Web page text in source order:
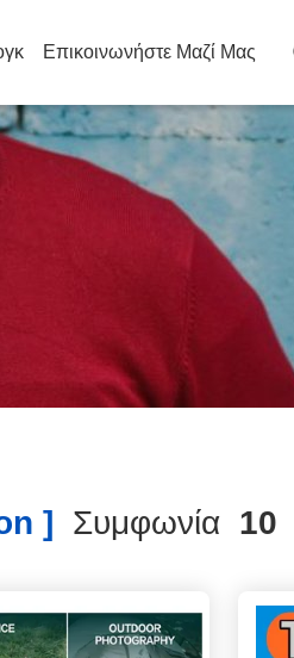
Επικοινωνήστε Μαζί Μας
] Συμφωνία 10